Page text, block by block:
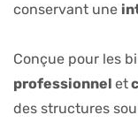
conservant une
Conçue pour les
professionnel et
des structures